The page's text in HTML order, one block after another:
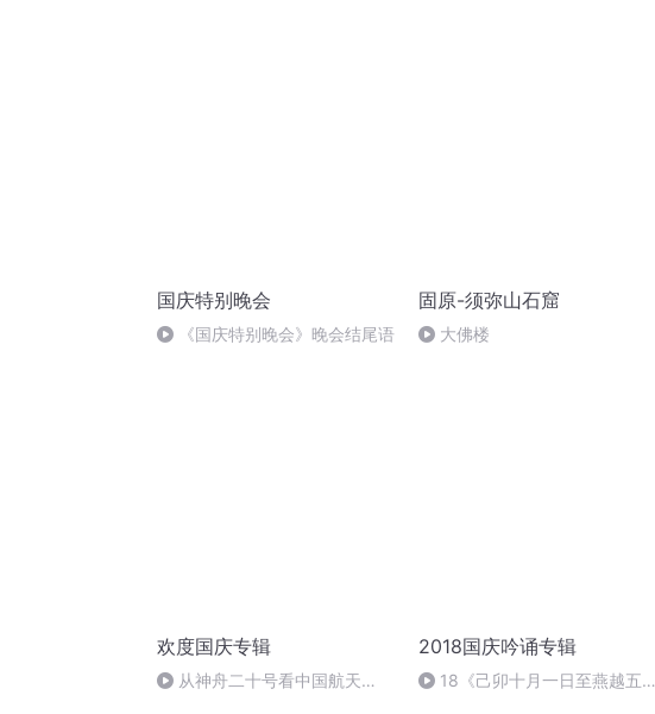
国庆特别晚会
《国庆特别晚会》晚会结尾语
固原-须弥山石窟
大佛楼
欢度国庆专辑
从神舟二十号看中国航天
2018国庆吟诵专辑
18《己卯十月一日至燕越五